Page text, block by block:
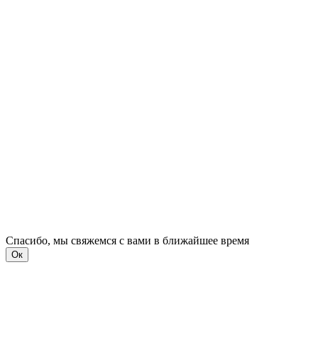
Спасибо, мы свяжемся с вами в ближайшее время
Ок